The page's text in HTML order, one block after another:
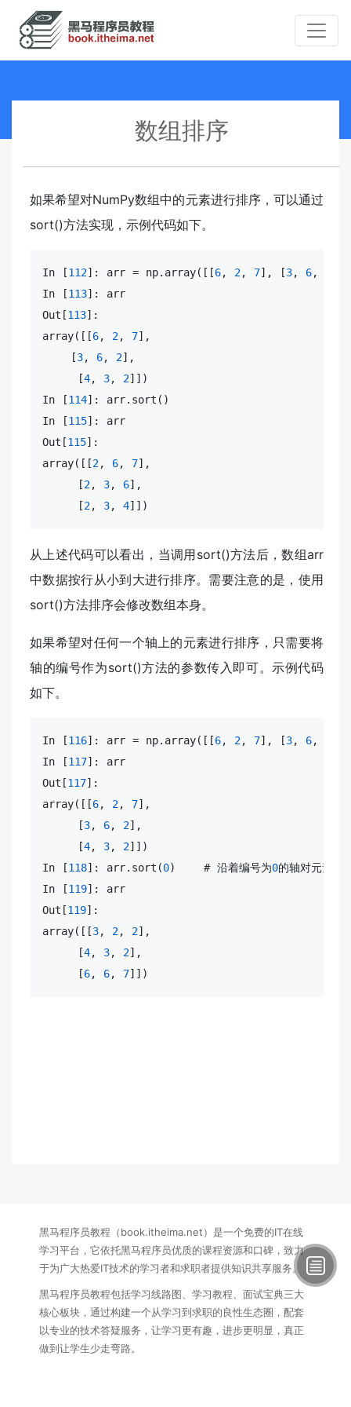
数组排序
如果希望对NumPy数组中的元素进行排序，可以通过
sort()方法实现，示例代码如下。
In [112]: arr = np. array([[6, 2, 7], [3, 6,
In [113]: arr
Out[113
array([[6, 2, 7],
​    [3, 6, 2],
​     [4, 3, 2]])
In [114]: arr.sort()
In [115]: arr
Out[115
array([[2, 6, 7],
​     [2, 3, 6],
​     [2, 3, 4]])
从上述代码可以看出，当调用sort()方法后，数组arr
中数据按行从小到大进行排序。需要注意的是，使用
sort()方法排序会修改数组本身。
如果希望对任何一个轴上的元素进行排序，只需要将
轴的编号作为sort()方法的参数传入即可。示例代码
如下。
In [116]: arr = np. array([[6, 2, 7], [3, 6,
In [117]: arr
Out[117
array([[6, 2, 7],
​     [3, 6, 2],
​     [4, 3, 2]])
In [118]: arr.sort(0)    # 沿着编号为0的轴对元素排
In [119]: arr
Out[119
array([[3, 2, 2],
​     [4, 3, 2],
​     [6, 6, 7]])
黑马程序员教程（book.itheima.net）是一个免费的IT在线
学习平台，它依托黑马程序员优质的课程资源和口碑，致力
于为广大热爱IT技术的学习者和求职者提供知识共享服务。
黑马程序员教程包括学习线路图、学习教程、面试宝典三大
核心板块，通过构建一个从学习到求职的良性生态圈，配套
以专业的技术答疑服务，让学习更有趣，进步更明显，真正
做到让学生少走弯路。